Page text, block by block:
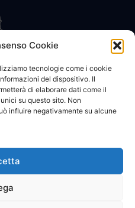
Cookie
tecnologie come i cookie
del dispositivo. Il
di elaborare dati come il
su questo sito. Non
influire negativamente su alcune
POLICY PRIVACY
:::: powered by Go Web snc |